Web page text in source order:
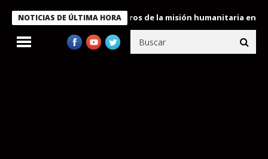
NOTICIAS DE ÚLTIMA HORA
condecora a miembros de la misión humanitaria enviada a